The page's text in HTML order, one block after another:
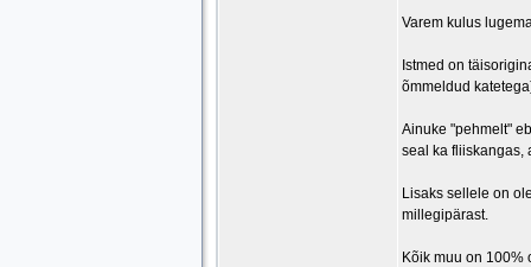
Varem kulus
Istmed on
õmmeldud
Ainuke "pehmelt"
seal ka fliiskangas,
Lisaks sellele on
millegipärast.
Kõik muu on 100%